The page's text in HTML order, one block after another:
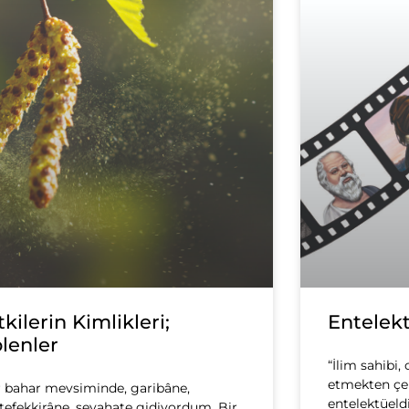
Kimlikleri;
bahar mevsiminde, garibâne,
“İlim sahibi,
etmekten